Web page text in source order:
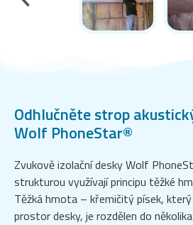
Odhlučněte strop
Wolf PhoneStar®
Zvukově izolační desky Wolf
strukturou využívají principu těžké
Těžká hmota – křemičitý písek,
prostor desky, je rozdělen do